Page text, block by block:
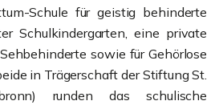
Schule für geistig behinderte
Schulkindergarten, eine private
sowie für Gehörlose
in Trägerschaft der Stiftung St.
runden das schulische